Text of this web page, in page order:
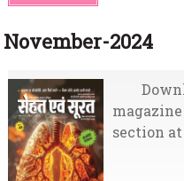
November-2024
section